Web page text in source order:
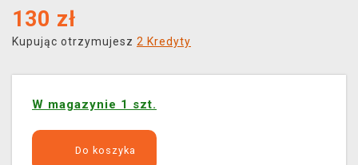
130 zł
Kupując otrzymujesz 2 Kredyty
W magazynie 1 szt.
Do koszyka